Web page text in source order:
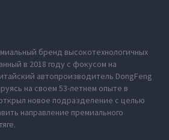
бренд высокотехнологичных
в 2018 году с фокусом на
автопроизводитель DongFeng
на своем 53-летнем опыте в
новое подразделение с целью
направление премиального